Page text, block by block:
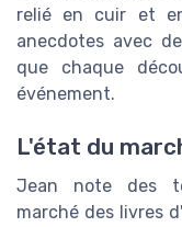
relié en cuir et
anecdotes avec
que chaque
événement.
L'état du
Jean note des
marché des livres